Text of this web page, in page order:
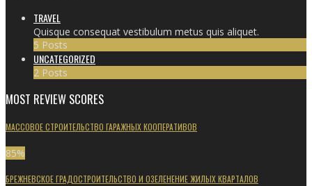
TRAVEL
Quisque consequat vestibulum metus quis aliquet.
5 Posts
UNCATEGORIZED
2 Posts
MOST REVIEW SCORES
МАССОВОЕ СТРОИТЕЛЬСТВО ГАРАЖНЫХ КООПЕРАТИВОВ
85%
БРЕЖНЕВСКОЕ ГРАДОСТРОИТЕЛЬСТВО И ОЗЕЛЕНЕНИЕ ЖИЛЫХ КВАРТАЛОВ